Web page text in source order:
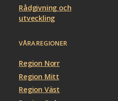
Rådgivning och
utveckling
VÅRA REGIONER
Region Norr
Region Mitt
Region Väst